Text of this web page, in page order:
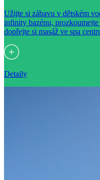
Užijte si zábavu v dětském
infinity bazénu,
dopřejte si masáž ve spa
Detaily